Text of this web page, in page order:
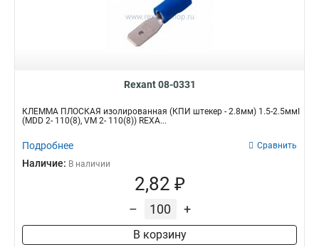
Rexant 08-0331
КЛЕММА ПЛОСКАЯ изолированная (КПИ штекер - 2.8мм) 1.5-2.5ммІ
(MDD 2- 110(8), VM 2- 110(8)) REXA...
Подробнее Сравнить
Наличие: В наличии
2,82 ₽
– +
В корзину